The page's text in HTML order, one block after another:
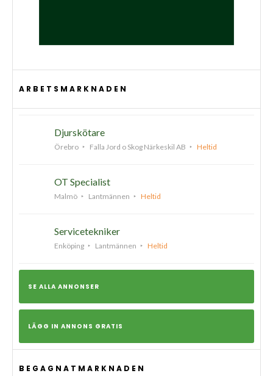
ARBETSMARKNADEN
Djurskötare
Örebro Falla Jord o Skog Närkeskil AB Heltid
OT Specialist
Malmö Lantmännen Heltid
Servicetekniker
Enköping Lantmännen Heltid
SE ALLA ANNONSER
LÄGG IN ANNONS GRATIS
BEGAGNATMARKNADEN